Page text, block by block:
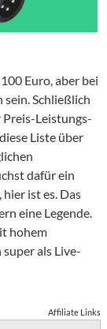
Euro, aber bei
Schließlich
Leistungs-
Liste über
dafür ein
ist es. Das
eine Legende.
hohem
als Live-
Affiliate Links